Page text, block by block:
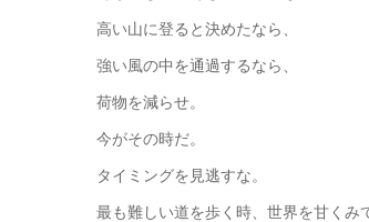
高い山に登ると決めたなら、
強い風の中を通過するなら、
荷物を減らせ。
今がその時だ。
タイミングを見逃すな。
最も難しい道を歩く時、世界を甘くみ